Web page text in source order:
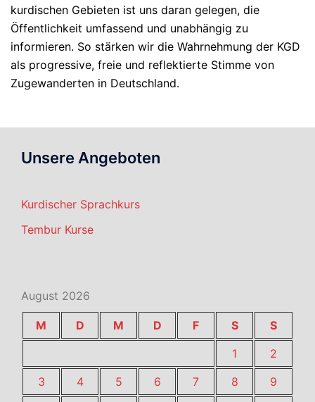
kurdischen Gebieten ist uns daran gelegen, die
Öffentlichkeit umfassend und unabhängig zu
informieren. So stärken wir die Wahrnehmung der KGD
als progressive, freie und reflektierte Stimme von
Zugewanderten in Deutschland.
Unsere Angeboten
Kurdischer Sprachkurs
Tembur Kurse
August 2026
M D M D F S
S
1
2
3
4 5 6 7 8
9